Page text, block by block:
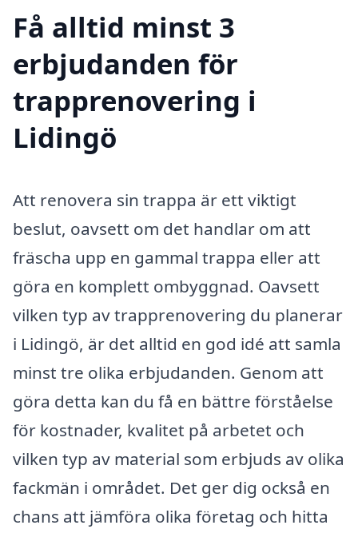
Få alltid minst 3
erbjudanden för
trapprenovering i
Lidingö
Att renovera sin trappa är ett viktigt
beslut, oavsett om det handlar om att
fräscha upp en gammal trappa eller att
göra en komplett ombyggnad. Oavsett
vilken typ av trapprenovering du planerar
i Lidingö, är det alltid en god idé att samla
minst tre olika erbjudanden. Genom att
göra detta kan du få en bättre förståelse
för kostnader, kvalitet på arbetet och
vilken typ av material som erbjuds av olika
fackmän i området. Det ger dig också en
chans att jämföra olika företag och hitta